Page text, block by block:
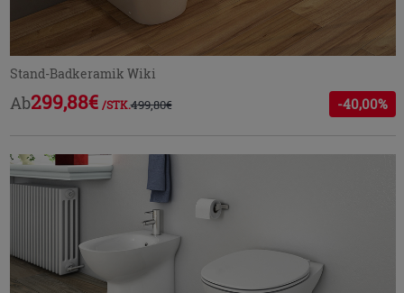
Stand-Badkeramik Wiki
Ab299,88€ /STK.499,80€ -40,00%